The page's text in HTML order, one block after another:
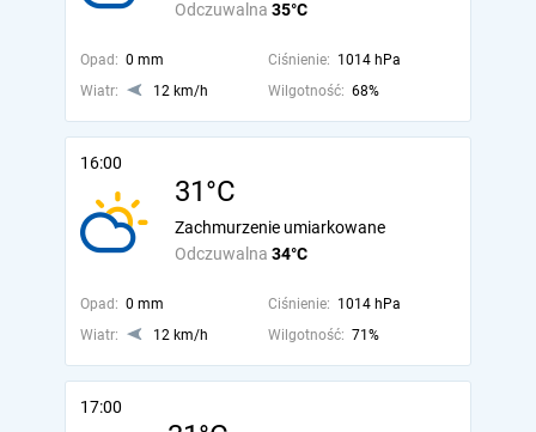
Odczuwalna 35°C
Opad: 0 mm Ciśnienie: 1014 hPa
Wiatr:
12 km/h Wilgotność: 68%
16:00
31°C
Odczuwalna 34°C
Zachmurzenie umiarkowane
Opad: 0 mm Ciśnienie: 1014 hPa
Wiatr:
12 km/h Wilgotność: 71%
17:00